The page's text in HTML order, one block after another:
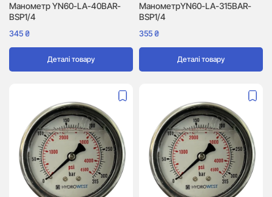
Манометр YN60-LA-40BAR-
BSP1/4
345₴
Деталі товару
МанометрYN60-LA-315BAR-
BSP1/4
355₴
Деталі товару